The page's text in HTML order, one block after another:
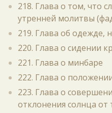
218. Глава о том, что
утренней молитвы
219. Глава об одежде,
220. Глава о сидении
221. Глава о минбаре
222. Глава о
223. Глава о
отклонения солнца от